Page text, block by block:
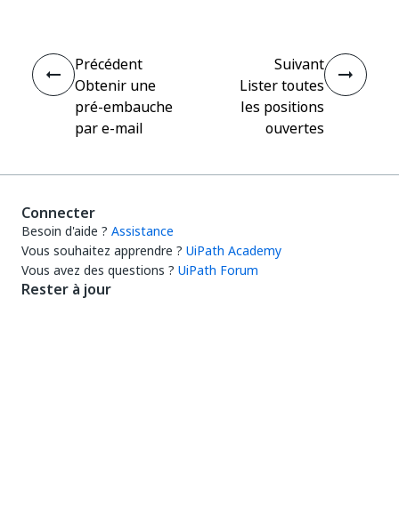
Précédent
Obtenir une
pré-embauche
par e-mail
Suivant
Lister toutes
les positions
ouvertes
Connecter
Besoin d'aide ? Assistance
Vous souhaitez apprendre ? UiPath Academy
Vous avez des questions ? UiPath Forum
Rester à jour